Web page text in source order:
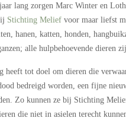
lang zorgen Marc Winter en
Stichting Melief voor maar liefst
hanen, katten, honden,
alle hulpbehoevende dieren
heeft tot doel om dieren die
bedreigd worden, een fijne
Zo kunnen ze bij Stichting
die niet in asielen terecht